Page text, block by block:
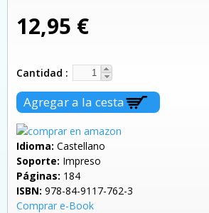
12,95 €
Cantidad
Idioma: Castellano
Soporte: Impreso
Páginas: 184
ISBN: 978-84-9117-762-3
Comprar e-Book